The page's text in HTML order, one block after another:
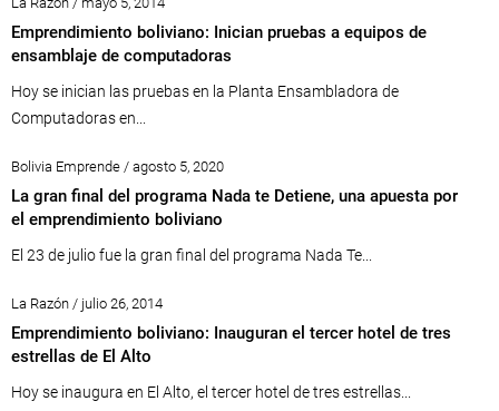
Emprendimiento boliviano: Inician pruebas a equipos de
ensamblaje de computadoras
Hoy se inician las pruebas en la Planta Ensambladora de
Computadoras en...
Bolivia Emprende / agosto 5, 2020
La gran final del programa Nada te Detiene, una apuesta por
el emprendimiento boliviano
El 23 de julio fue la gran final del programa Nada Te...
La Razón / julio 26, 2014
Emprendimiento boliviano: Inauguran el tercer hotel de tres
estrellas de El Alto
Hoy se inaugura en El Alto, el tercer hotel de tres estrellas...